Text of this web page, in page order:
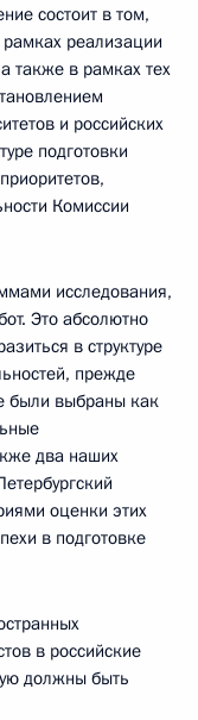
состоит в том,
реализации
также в рамках тех
и российских
подготовки
Комиссии
исследования,
Это абсолютно
в структуре
прежде
были выбраны как
два наших
оценки этих
в подготовке
в российские
должны быть